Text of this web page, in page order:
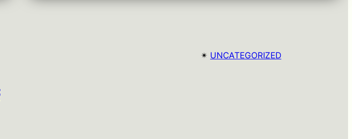
✴︎ UNCATEGORIZED